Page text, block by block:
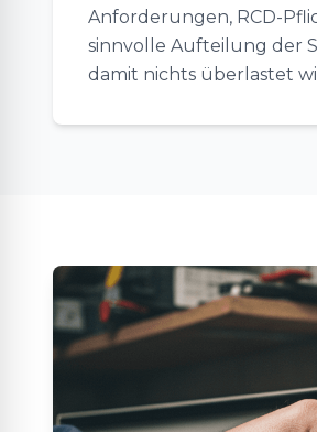
Anforderungen, RCD-
sinnvolle Aufteilung der
damit nichts überlastet